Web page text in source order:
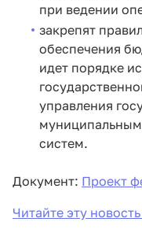
при ведении
закрепят
обеспечения
идет порядке
управления
систем.
Документ: Проект
Читайте эту